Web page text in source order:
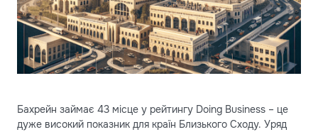
Бахрейн займає 43 місце у рейтингу Doing Business – це
дуже високий показник для країн Близького Сходу. Уряд